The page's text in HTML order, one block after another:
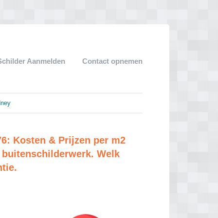
Aanmelden Contact opnemen
Kosten & Prijzen per m2
Welk